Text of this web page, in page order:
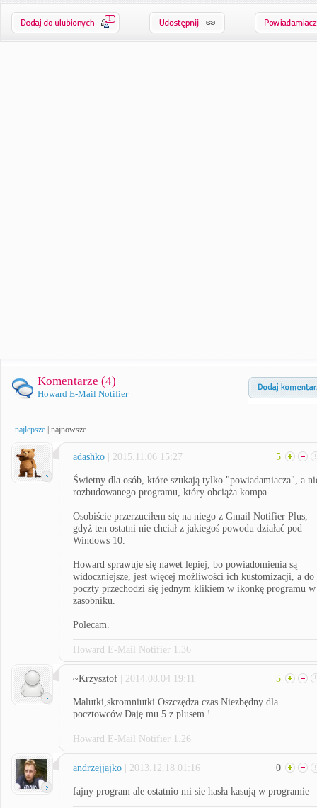
1
Komentarze (4)
Howard E-Mail Notifier
najlepsze najnowsze
adashko | 2015.11.06 15:27 5
Świetny dla osób, które szukają tylko "powiadamiacza", a
rozbudowanego programu, który obciąża kompa.
Osobiście przerzuciłem się na niego z Gmail Notifier Plus,
gdyż ten ostatni nie chciał z jakiegoś powodu działać pod
Windows 10.
Howard sprawuje się nawet lepiej, bo powiadomienia są
widoczniejsze, jest więcej możliwości ich kustomizacji, a do
poczty przechodzi się jednym klikiem w ikonkę programu w
zasobniku.
Polecam.
Howard E-Mail Notifier 1.36
~Krzysztof | 2014.08.04 19:11 5
Malutki,skromniutki.Oszczędza czas.Niezbędny dla
pocztowców.Daję mu 5 z plusem !
Howard E-Mail Notifier 1.26
andrzejjajko | 2013.12.18 01:16 0
fajny program ale ostatnio mi sie hasła kasują w programie